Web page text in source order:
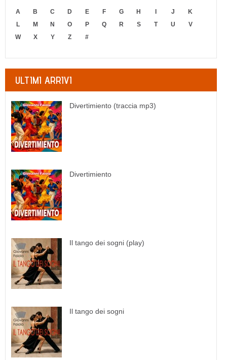
A B C D E F G H J
K
L
M N O P Q R S T U
V
W
X Y Z #
ULTIMI ARRIVI
Divertimiento (traccia mp3)
Divertimiento
Il tango dei sogni (play)
Il tango dei sogni